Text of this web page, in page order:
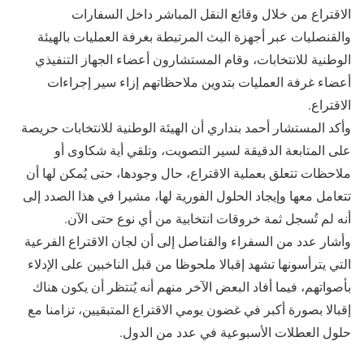
الاقتراع من خلال وقائع النقل المباشر داخل السفارات
والقنصليات عبر أجهزة البث المرتبطة بغرفة العمليات بالهيئة
الوطنية للانتخابات، وقام المستشارون أعضاء الجهاز التنفيذي
أعضاء غرفة العمليات بتدوين ملاحظاتهم إزاء سير إجراءات
الاقتراع.
وأكد المستشار أحمد بنداري أن الهيئة الوطنية للانتخابات حريصة
على المتابعة الدقيقة لسير التصويت، وتلقي أية شكاوى أو
ملاحظات تتعلق بعملية الاقتراع، حال وجودها، حتى يُمكن لها أن
تتعامل معها وإيجاد الحلول الفورية لها، مشيرا في هذا الصدد إلى
أنه لم تُسجل ثمة خروقات انتخابية من أي نوع حتى الآن.
وأشار عدد من السفراء والقناصل إلى أن لجان الاقتراع الفرعية
التي يترأسونها تشهد إقبالا ملحوظا من قبل الناخبين على الإدلاء
بأصواتهم، فيما أفاد البعض الآخر منهم أنه يُنتظر أن يكون هناك
إقبالا بصورة أكبر في غضون يومي الاقتراع المتبقيين، تزامنا مع
حلول العطلات الأسبوعية في عدد من الدول.